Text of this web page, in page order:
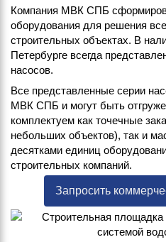
Компания МВК СПБ
оборудования для решения
строительных объектах. В
Петербурге всегда
насосов.
Все представленные серии
МВК СПБ и могут быть
комплектуем как точечные
небольших объектов), так и
десятками единиц
строительных компаний.
Запросить